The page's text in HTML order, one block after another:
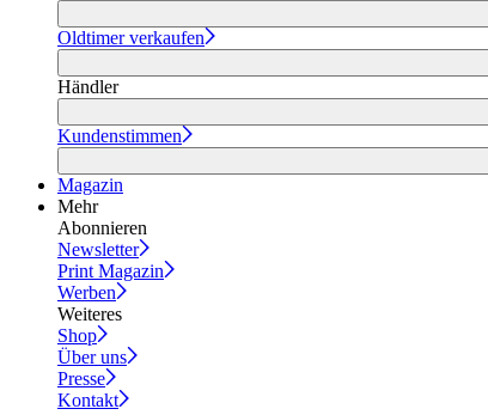
Oldtimer verkaufen
Händler
Kundenstimmen
Magazin
Mehr
Abonnieren
Newsletter
Print Magazin
Werben
Weiteres
Shop
Über uns
Presse
Kontakt